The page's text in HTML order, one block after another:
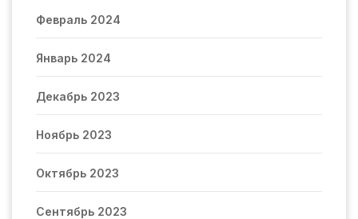
Февраль 2024
Январь 2024
Декабрь 2023
Ноябрь 2023
Октябрь 2023
Сентябрь 2023